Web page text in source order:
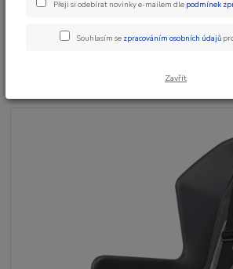
Doplňky a helmy Dětské sedačky
Přeji si odebírat novinky e-mailem dle podmínek
Souhlasím se zpracováním osobních údajů
Zavřít